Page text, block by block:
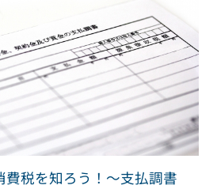
費税を知ろう！～支払調書